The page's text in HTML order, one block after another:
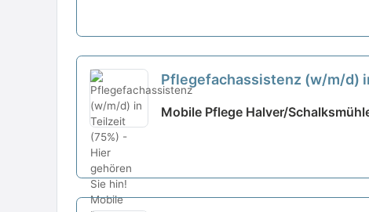
Pflegefachassistenz (w/m/d)
Mobile Pflege Halver/